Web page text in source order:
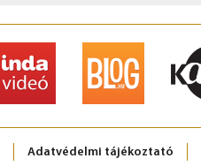
Adatvédelmi tájékoztató